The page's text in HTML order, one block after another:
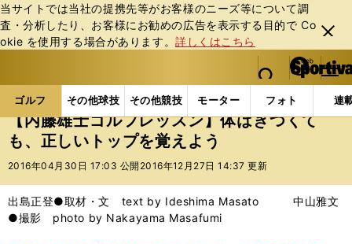
当サイトでは当社の提携先等がお客様のニーズ等について調
査・分析したり、お客様にお勧めの広告を表⽰する⽬的で Co
okie を使⽤する場合があります。詳しくはこちら
閉じ
る
web Sportiva (webスポルティーバ)
検索
マイペ
ー
ジ
メニュ
ゴルフ その他球技 その他競技 モーター フォト 連
ス
ポ
ル
バ
ゴルフの記事一覧 ゴルフ その他 【内藤雄士ゴ
【内藤雄士ゴルフレッスン】体はきつくて
も、正しいトップを覚えよう
2016年04月30日 17:03 公開 2016年12月27日 14:37 更新
出島正登●取材・文 text by Ideshima Masato 中山雅文
●撮影 photo by Nakayama Masafumi